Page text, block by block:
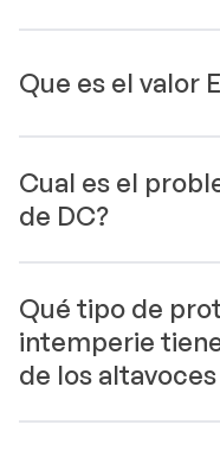
Que es el valor
Cual es el
de DC?
Qué tipo de
intemperie
de los altavoces